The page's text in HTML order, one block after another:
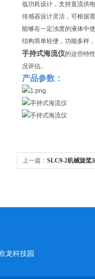
低功耗设计，支持直流供
传感器设计灵活，可根据
能够在一定浊度的液体中
结构简单轻便，功能多样
手持式海流仪的这些特
况评估。
产品参数：
上一篇： SLC9-2机械旋桨
龙科技园